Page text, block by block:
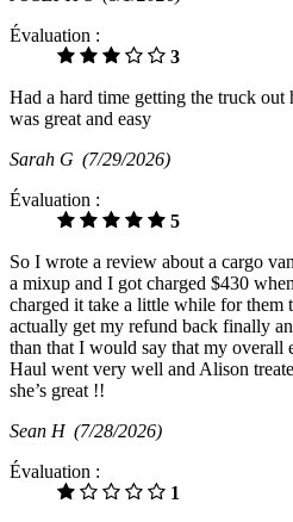
Évaluation :
3
Had a hard time getting the truck out
was great and easy
Sarah G (7/29/2026)
Évaluation :
5
So I wrote a review about a cargo
a mixup and I got charged $430
charged it take a little while for them
actually get my refund back finally
than that I would say that my
Haul went very well and Alison
she’s great !!
Sean H (7/28/2026)
Évaluation :
1